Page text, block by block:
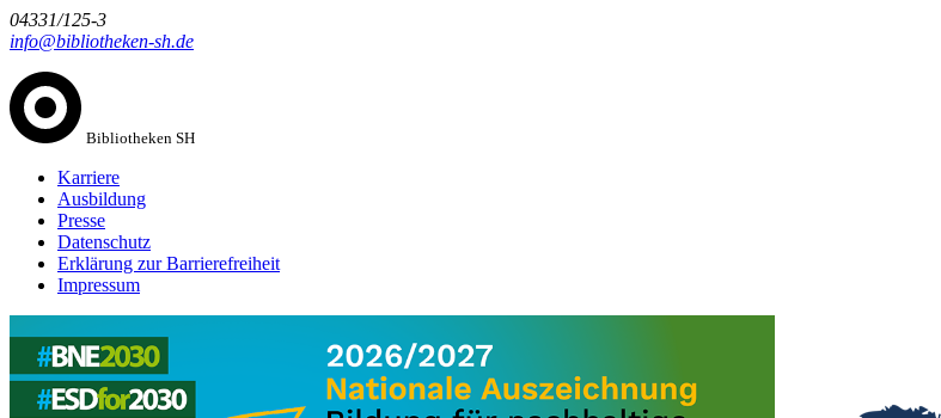
04331/125-3
info@bibliotheken-sh.de
Bibliotheken SH
Karriere
Ausbildung
Presse
Datenschutz
Erklärung zur Barrierefreiheit
Impressum